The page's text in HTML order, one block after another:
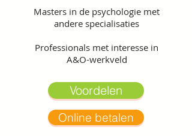
Masters in de psychologie met
andere specialisaties
Professionals met interesse in
A&O-werkveld
Voordelen
Online betalen